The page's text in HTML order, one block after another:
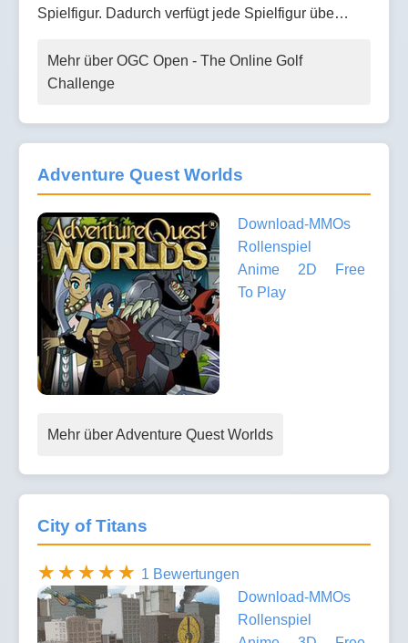
Spielfigur. Dadurch verfügt jede Spielfigur übe…
Mehr über OGC Open - The Online Golf
Challenge
Adventure Quest Worlds
Download-MMOs
Rollenspiel
Anime
2D
Free
To Play
Mehr über Adventure Quest Worlds
City of Titans
1 Bewertungen
Download-MMOs
Rollenspiel